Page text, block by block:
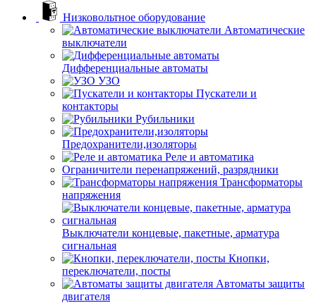
Низковольтное оборудование
Автоматические
выключатели
Дифференциальные автоматы
УЗО
Пускатели и
контакторы
Рубильники
Предохранители,изоляторы
Реле и автоматика
Ограничители перенапряжений, разрядники
Трансформаторы
напряжения
Выключатели концевые, пакетные, арматура
сигнальная
Кнопки,
переключатели, посты
Автоматы защиты
двигателя